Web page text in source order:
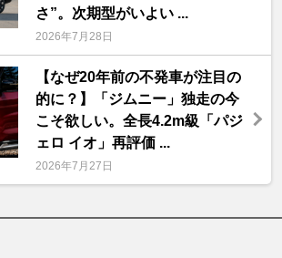
さ”。次期型がいよい ...
2026年7月28日
【なぜ20年前の不発車が注目の
的に？】「ジムニー」独走の今
こそ欲しい。全長4.2m級「パジ
ェロ イオ」再評価 ...
2026年7月27日